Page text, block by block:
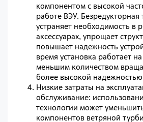
компонентом с высокой
работе ВЭУ. Безредукторная
устраняет необходимость в
аксессуарах, упрощает
повышает надежность
время установка работает
меньшим количеством
более высокой
Низкие затраты на
обслуживание:
технологии может
компонентов ветряной